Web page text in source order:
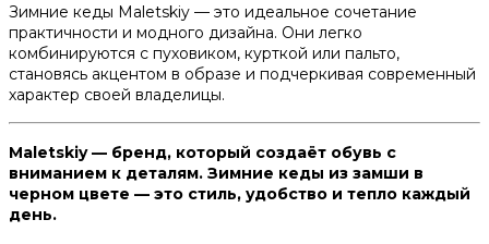
Зимние кеды Maletskiy — это идеальное сочетание
практичности и модного дизайна. Они легко
комбинируются с пуховиком, курткой или пальто,
становясь акцентом в образе и подчеркивая современный
характер своей владелицы.
Maletskiy — бренд, который создаёт обувь с
вниманием к деталям. Зимние кеды из замши в
черном цвете — это стиль, удобство и тепло каждый
день.